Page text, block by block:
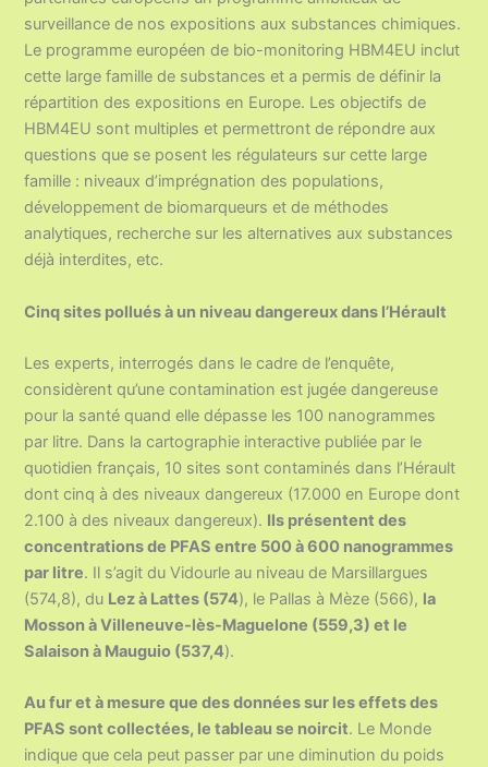
surveillance de nos expositions aux substances chimiques.
Le programme européen de bio-monitoring HBM4EU inclut
cette large famille de substances et a permis de définir la
répartition des expositions en Europe. Les objectifs de
HBM4EU sont multiples et permettront de répondre aux
questions que se posent les régulateurs sur cette large
famille : niveaux d’imprégnation des populations,
développement de biomarqueurs et de méthodes
analytiques, recherche sur les alternatives aux substances
déjà interdites, etc.
Cinq sites pollués à un niveau dangereux dans l’Hérault
Les experts, interrogés dans le cadre de l’enquête,
considèrent qu’une contamination est jugée dangereuse
pour la santé quand elle dépasse les 100 nanogrammes
par litre. Dans la cartographie interactive publiée par le
quotidien français, 10 sites sont contaminés dans l’Hérault
dont cinq à des niveaux dangereux (17.000 en Europe dont
2.100 à des niveaux dangereux). Ils présentent des
concentrations de PFAS entre 500 à 600 nanogrammes
par litre. Il s’agit du Vidourle au niveau de Marsillargues
(574,8), du Lez à Lattes (574), le Pallas à Mèze (566), la
Mosson à Villeneuve-lès-Maguelone (559,3) et le
Salaison à Mauguio (537,4).
Au fur et à mesure que des données sur les effets des
PFAS sont collectées, le tableau se noircit. Le Monde
indique que cela peut passer par une diminution du poids